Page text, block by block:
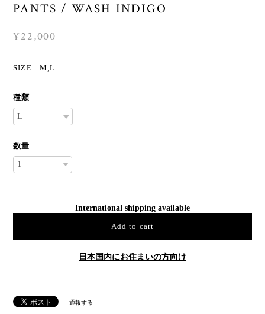
PANTS / WASH INDIGO
¥22,000
SIZE : M,L
種類
数量
International shipping available
Add to cart
日本国内にお住まいの方向け
通報する